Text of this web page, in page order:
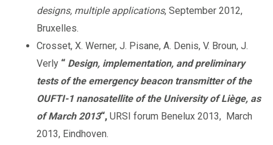
designs, multiple applications, September 2012,
Bruxelles.
Crosset, X. Werner, J. Pisane, A. Denis, V. Broun, J.
Verly “ Design, implementation, and preliminary
tests of the emergency beacon transmitter of the
OUFTI-1 nanosatellite of the University of Liège, as
of March 2013“, URSI forum Benelux 2013, March
2013, Eindhoven.